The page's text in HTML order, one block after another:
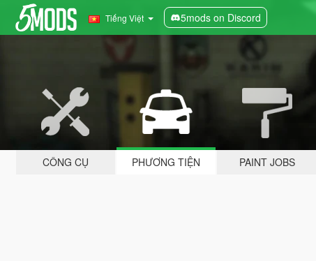
Tiếng Việt 5mods on Discord
CÔNG CỤ PHƯƠNG TIỆN PAINT JOBS